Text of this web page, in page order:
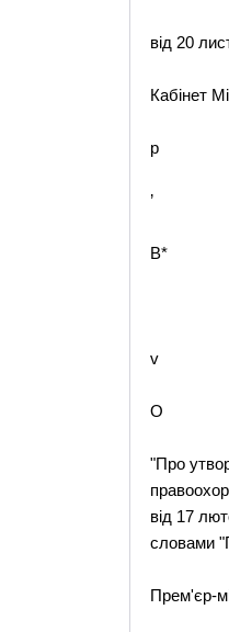
від 20
Кабінет
p
’
B*
v
O
"Про
від 17
словами
Прем'єр-